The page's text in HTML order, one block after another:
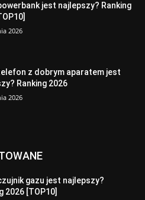
jest najlepszy? Ranking
2026
z dobrym aparatem jest
Ranking 2026
2026
gazu jest najlepszy?
2026 [TOP10]